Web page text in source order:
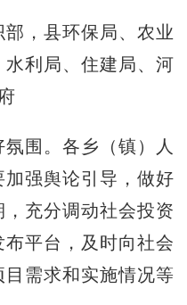
，县环保局、农业
水利局、住建局、河
围。各乡（镇）人
加强舆论引导，做好
充分调动社会投资
平台，及时向社会
需求和实施情况等